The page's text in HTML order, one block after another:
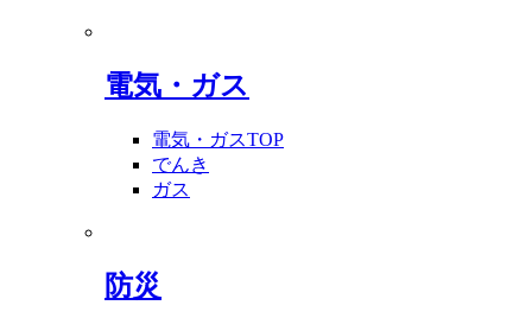
電気・ガス
電気・ガスTOP
でんき
ガス
防災